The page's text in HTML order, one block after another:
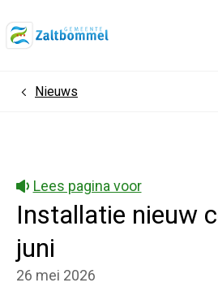
HomeNieuws
Lees pagina voor
Installatie nieuw
juni
26 mei 2026